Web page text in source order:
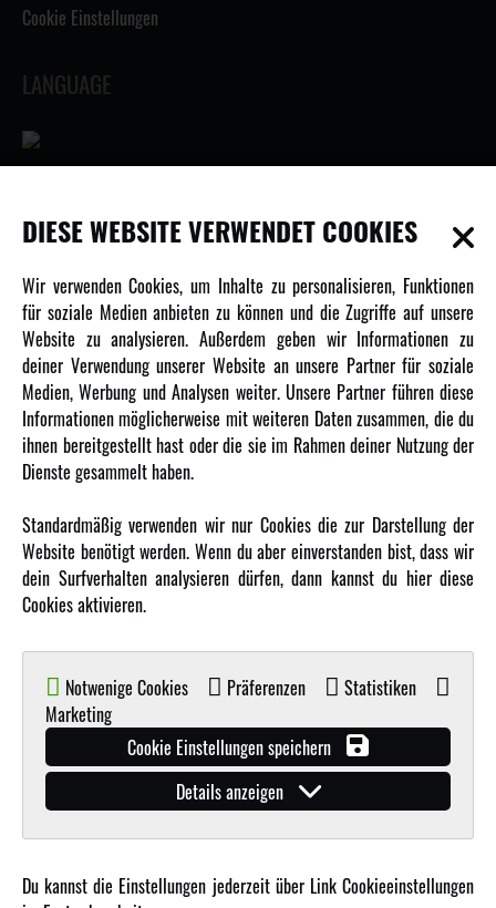
Cookie Einstellungen
LANGUAGE
INFORMATIONEN
Newsletter
Über uns
Karriere
Amewi Kataloge
MEHR VON AMEWI
Amewi Construction - Nutzfahrzeuge
Malinos - Die kreative Seite von Amewi
Werden Sie Amewi Händler
© Copyright 2019 - 2026 Amewi Trade GmbH - Alle Rechte vorbehalten |Impressum| Der
DIESE WEBSITE VERWENDET COOKIES
Wir verwenden Cookies, um Inhalte zu personalisieren, Funktionen
für soziale Medien anbieten zu können und die Zugriffe auf unsere
Website zu analysieren. Außerdem geben wir Informationen zu
deiner Verwendung unserer Website an unsere Partner für soziale
Medien, Werbung und Analysen weiter. Unsere Partner führen diese
Informationen möglicherweise mit weiteren Daten zusammen, die du
ihnen bereitgestellt hast oder die sie im Rahmen deiner Nutzung der
Dienste gesammelt haben.
Standardmäßig verwenden wir nur Cookies die zur Darstellung der
Website benötigt werden. Wenn du aber einverstanden bist, dass wir
dein Surfverhalten analysieren dürfen, dann kannst du hier diese
Cookies aktivieren.
Notwenige Cookies Präferenzen
Statistiken
Marketing
Cookie Einstellungen speichern
Details anzeigen
Du kannst die Einstellungen jederzeit über Link Cookieeinstellungen